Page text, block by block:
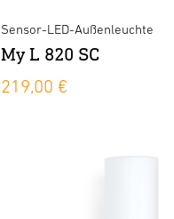
Sensor-LED-Außenleuchte
My L 820 SC
219,00 €